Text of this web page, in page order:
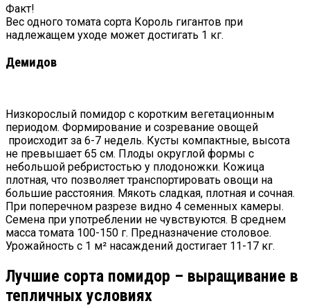
Факт!
Вес одного томата сорта Король гигантов при
надлежащем уходе может достигать 1 кг.
Демидов
Низкорослый помидор с коротким вегетационным
периодом. Формирование и созревание овощей
происходит за 6-7 недель. Кусты компактные, высота
не превышает 65 см. Плоды округлой формы с
небольшой ребристостью у плодоножки. Кожица
плотная, что позволяет транспортировать овощи на
большие расстояния. Мякоть сладкая, плотная и сочная.
При поперечном разрезе видно 4 семенных камеры.
Семена при употреблении не чувствуются. В среднем
масса томата 100-150 г. Предназначение столовое.
Урожайность с 1 м² насаждений достигает 11-17 кг.
Лучшие сорта помидор – выращивание в
тепличных условиях